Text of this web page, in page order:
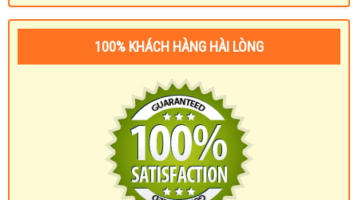
100% KHÁCH HÀNG HÀI LÒNG